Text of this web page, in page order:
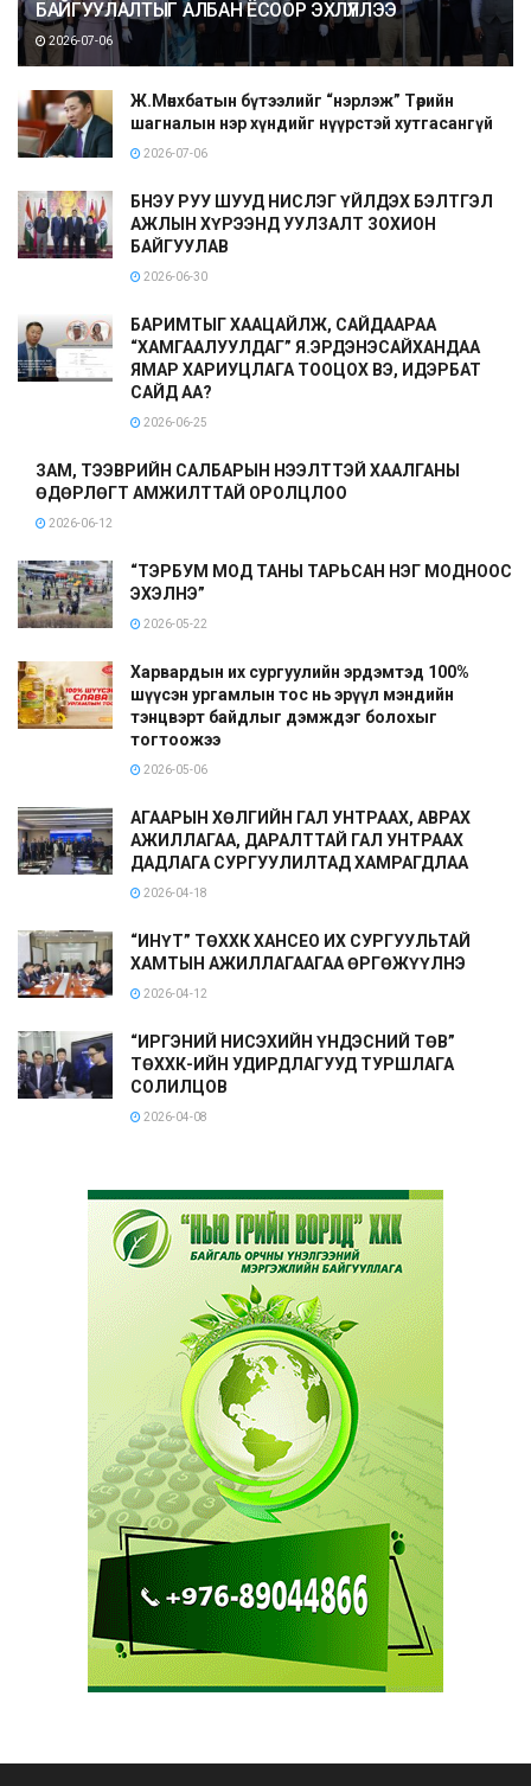
БАЙГУУЛАЛТЫГ АЛБАН ЁСООР ЭХЛҮҮЛЛЭЭ
2026-07-06
Ж.Мөнхбатын бүтээлийг “нэрлэж” Төрийн
шагналын нэр хүндийг нүүрстэй хутгасангүй
2026-07-06
БНЭУ РУУ ШУУД НИСЛЭГ ҮЙЛДЭХ БЭЛТГЭЛ
АЖЛЫН ХҮРЭЭНД УУЛЗАЛТ ЗОХИОН
БАЙГУУЛАВ
2026-06-30
БАРИМТЫГ ХААЦАЙЛЖ, САЙДААРАА
“ХАМГААЛУУЛДАГ” Я.ЭРДЭНЭСАЙХАНДАА
ЯМАР ХАРИУЦЛАГА ТООЦОХ ВЭ, ИДЭРБАТ
САЙД АА?
2026-06-25
ЗАМ, ТЭЭВРИЙН САЛБАРЫН НЭЭЛТТЭЙ ХААЛГАНЫ
ӨДӨРЛӨГТ АМЖИЛТТАЙ ОРОЛЦЛОО
2026-06-12
“ТЭРБУМ МОД ТАНЫ ТАРЬСАН НЭГ МОДНООС
ЭХЭЛНЭ”
2026-05-22
Харвардын их сургуулийн эрдэмтэд 100%
шүүсэн ургамлын тос нь эрүүл мэндийн
тэнцвэрт байдлыг дэмждэг болохыг
тогтоожээ
2026-05-06
АГААРЫН ХӨЛГИЙН ГАЛ УНТРААХ, АВРАХ
АЖИЛЛАГАА, ДАРАЛТТАЙ ГАЛ УНТРААХ
ДАДЛАГА СУРГУУЛИЛТАД ХАМРАГДЛАА
2026-04-18
“ИНҮТ” ТӨХХК ХАНСЕО ИХ СУРГУУЛЬТАЙ
ХАМТЫН АЖИЛЛАГААГАА ӨРГӨЖҮҮЛНЭ
2026-04-12
“ИРГЭНИЙ НИСЭХИЙН ҮНДЭСНИЙ ТӨВ”
ТӨХХК-ИЙН УДИРДЛАГУУД ТУРШЛАГА
СОЛИЛЦОВ
2026-04-08